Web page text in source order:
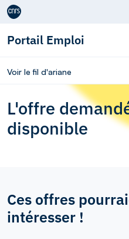
Aller au contenu
Portail Emploi
Voir le fil d'ariane
L'offre
disponible
Ces offres
intéresser !